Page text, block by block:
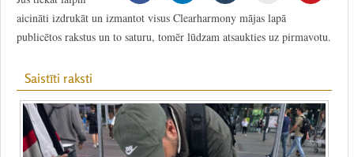
aicināti izdrukāt un izmantot visus Clearharmony mājas lapā
publicētos rakstus un to saturu, tomēr lūdzam atsaukties uz pirmavotu.
Saistīti raksti